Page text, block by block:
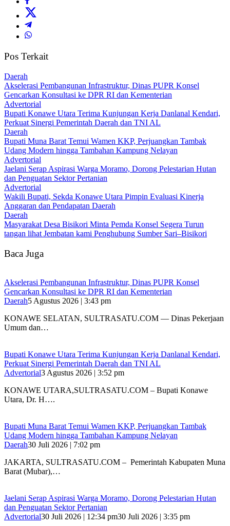
Pos Terkait
Daerah
Akselerasi Pembangunan Infrastruktur, Dinas PUPR Konsel
Gencarkan Konsultasi ke DPR RI dan Kementerian
Advertorial
Bupati Konawe Utara Terima Kunjungan Kerja Danlanal Kendari,
Perkuat Sinergi Pemerintah Daerah dan TNI AL
Daerah
‎Bupati Muna Barat Temui Wamen KKP, Perjuangkan Tambak
Udang Modern hingga Tambahan Kampung Nelayan
Advertorial
Jaelani Serap Aspirasi Warga Moramo, Dorong Pelestarian Hutan
dan Penguatan Sektor Pertanian
Advertorial
Wakili Bupati, Sekda Konawe Utara Pimpin Evaluasi Kinerja
Anggaran dan Pendapatan Daerah
Daerah
Masyarakat Desa Bisikori Minta Pemda Konsel Segera Turun
tangan lihat Jembatan kami Penghubung Sumber Sari–Bisikori
Baca Juga
Akselerasi Pembangunan Infrastruktur, Dinas PUPR Konsel
Gencarkan Konsultasi ke DPR RI dan Kementerian
Daerah5 Agustus 2026 | 3:43 pm
KONAWE SELATAN, SULTRASATU.COM — Dinas Pekerjaan
Umum dan…
Bupati Konawe Utara Terima Kunjungan Kerja Danlanal Kendari,
Perkuat Sinergi Pemerintah Daerah dan TNI AL
Advertorial3 Agustus 2026 | 3:52 pm
‎KONAWE UTARA,SULTRASATU.COM – Bupati Konawe
Utara, Dr. H….
‎Bupati Muna Barat Temui Wamen KKP, Perjuangkan Tambak
Udang Modern hingga Tambahan Kampung Nelayan
Daerah30 Juli 2026 | 7:02 pm
‎JAKARTA, SULTRASATU.COM – Pemerintah Kabupaten Muna
Barat (Mubar),…
Jaelani Serap Aspirasi Warga Moramo, Dorong Pelestarian Hutan
dan Penguatan Sektor Pertanian
Advertorial30 Juli 2026 | 12:34 pm30 Juli 2026 | 3:35 pm